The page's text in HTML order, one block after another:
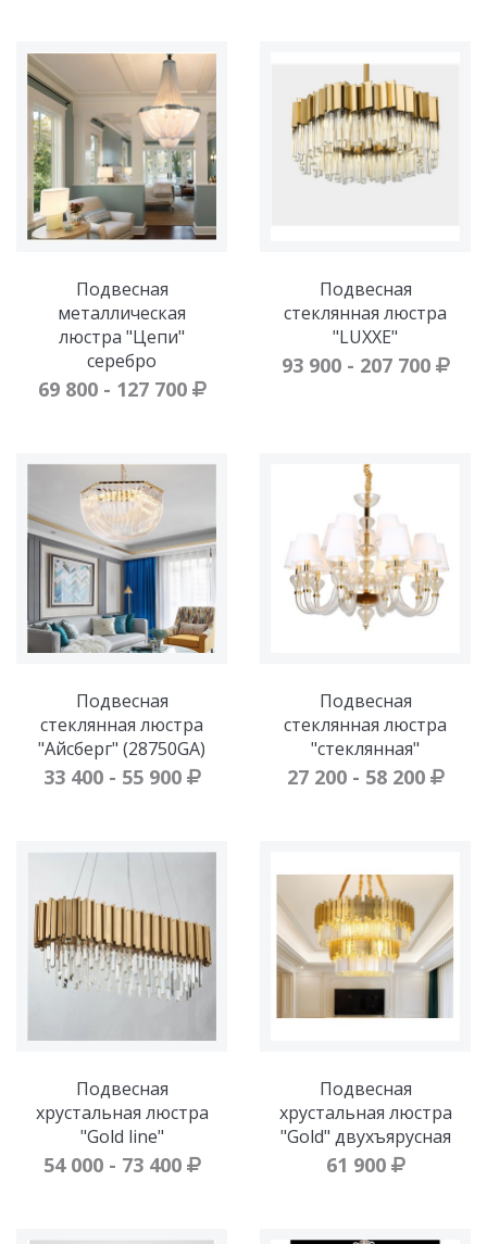
Подвесная
металлическая
люстра "Цепи"
серебро
69 800 - 127 700
Подвесная
стеклянная люстра
"LUXXE"
93 900 - 207 700
Подвесная
стеклянная люстра
"Айсберг" (28750GA)
33 400 - 55 900
Подвесная
стеклянная люстра
"стеклянная"
27 200 - 58 200
Подвесная
хрустальная люстра
"Gold line"
54 000 - 73 400
Подвесная
хрустальная люстра
"Gold" двухъярусная
61 900